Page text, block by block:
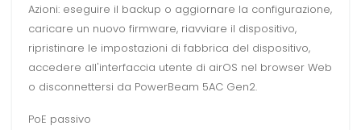
Azioni: eseguire il backup o aggiornare la configurazione,
caricare un nuovo firmware, riavviare il dispositivo,
ripristinare le impostazioni di fabbrica del dispositivo,
accedere all'interfaccia utente di airOS nel browser Web
o disconnettersi da PowerBeam 5AC Gen2.
PoE passivo